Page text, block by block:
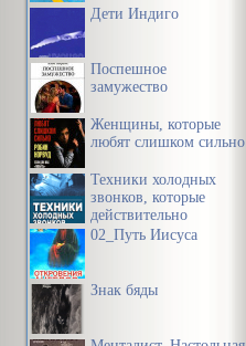
Дети Индиго
Поспешное
замужество
Женщины, которые
любят слишком сильно
Техники холодных
звонков, которые
действительно
работают
02_Путь Иисуса
Знак бяды